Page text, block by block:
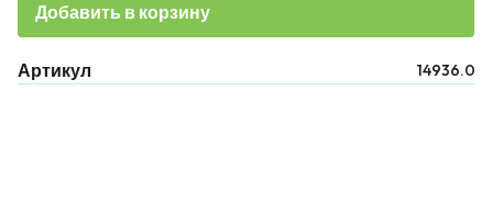
Добавить в корзину
Артикул 14936.0